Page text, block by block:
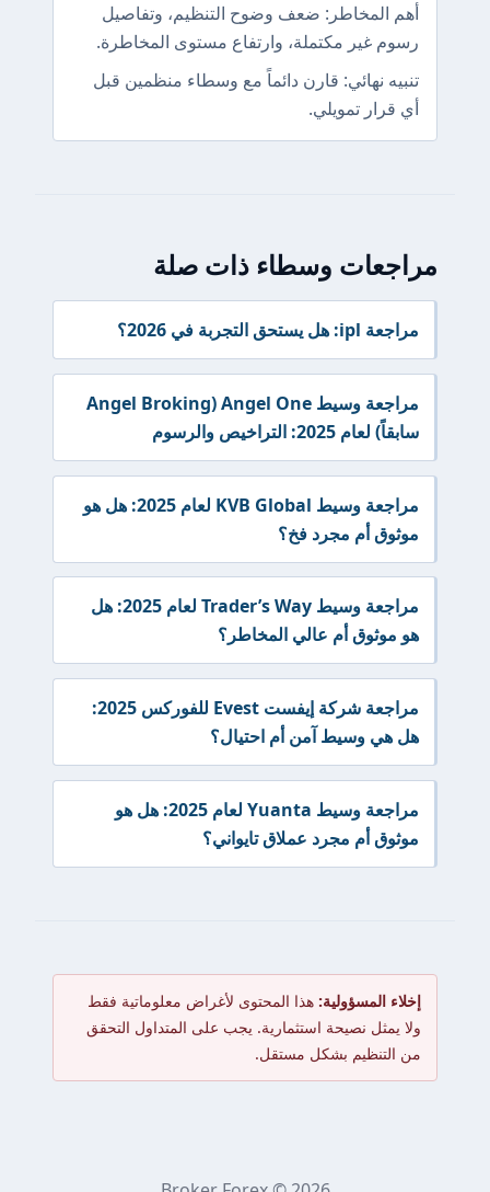
أهم المخاطر: ضعف وضوح التنظيم، وتفاصيل
رسوم غير مكتملة، وارتفاع مستوى المخاطرة.
تنبيه نهائي: قارن دائماً مع وسطاء منظمين قبل
أي قرار تمويلي.
مراجعات وسطاء ذات صلة
مراجعة ipl: هل يستحق التجربة في 2026؟
مراجعة وسيط Angel One (Angel Broking
سابقاً) لعام 2025: التراخيص والرسوم
مراجعة وسيط KVB Global لعام 2025: هل هو
موثوق أم مجرد فخ؟
مراجعة وسيط Trader’s Way لعام 2025: هل
هو موثوق أم عالي المخاطر؟
مراجعة شركة إيفست Evest للفوركس 2025:
هل هي وسيط آمن أم احتيال؟
مراجعة وسيط Yuanta لعام 2025: هل هو
موثوق أم مجرد عملاق تايواني؟
إخلاء المسؤولية: هذا المحتوى لأغراض معلوماتية فقط
ولا يمثل نصيحة استثمارية. يجب على المتداول التحقق
من التنظيم بشكل مستقل.